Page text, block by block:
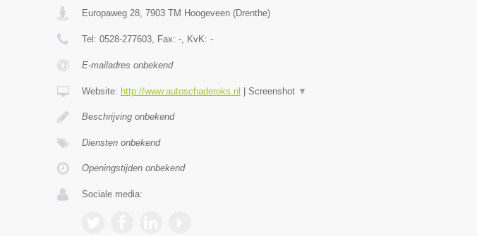
Europaweg 28, 7903 TM Hoogeveen(Drenthe)
Tel: 0528-277603, Fax: -, KvK: -
E-mailadres onbekend
Website: http://www.autoschaderoks.nl Screenshot ▼
Beschrijving onbekend
Diensten onbekend
Openingstijden onbekend
Sociale media: